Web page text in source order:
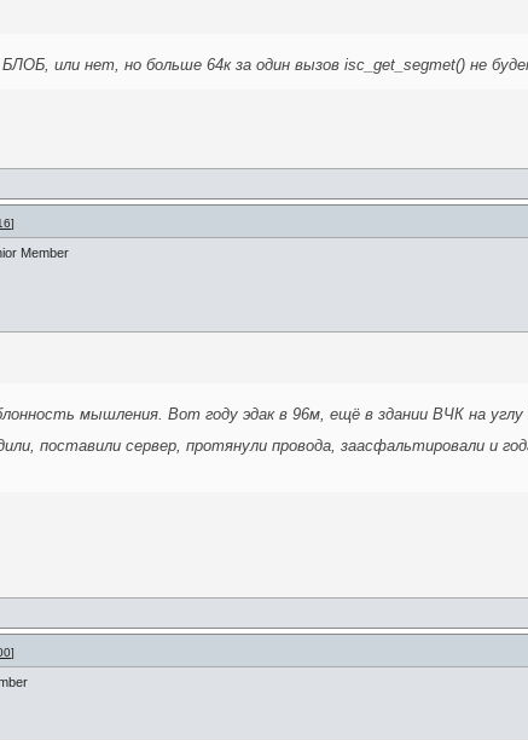
или нет, но больше 64к за один вызов isc_get_segmet() не
]
Member
мышления. Вот году эдак в 96м, ещё в здании ВЧК на
поставили сервер, протянули провода, заасфальтировали и
]